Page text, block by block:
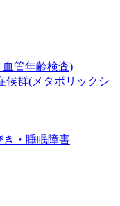
管年齢検査)
候群(メタボリックシ
き・睡眠障害